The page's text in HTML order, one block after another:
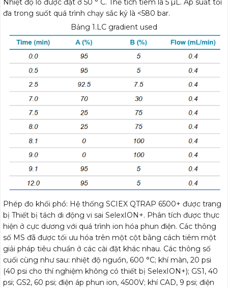
Nhiệt độ lò được đặt ở 50 ° C. Thể tích tiêm là 5 µL. Áp suất tối
đa trong suốt quá trình chạy sắc ký là <580 bar.
Bảng 1.LC gradient used
Phép đo khối phổ: Hệ thống SCIEX QTRAP 6500+ được trang
bị Thiết bị tách di động vi sai SelexION+. Phân tích được thực
hiện ở cực dương với quá trình ion hóa phun điện. Các thông
số MS đã được tối ưu hóa trên một cột bằng cách tiêm một
giải pháp tiêu chuẩn ở các cài đặt khác nhau. Các thông số
cuối cùng như sau: nhiệt độ nguồn, 600 °C; khí màn, 20 psi
(40 psi cho thí nghiệm không có thiết bị SelexION+); GS1, 40
psi; GS2, 60 psi; điện áp phun ion, 4500V; khí CAD, 9 psi; điện